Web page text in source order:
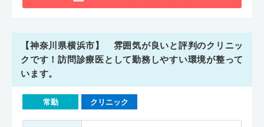
【神奈川県横浜市】 雰囲気が良いと評判のクリニッ
クです！訪問診療医として勤務しやすい環境が整って
います。
常勤 クリニック